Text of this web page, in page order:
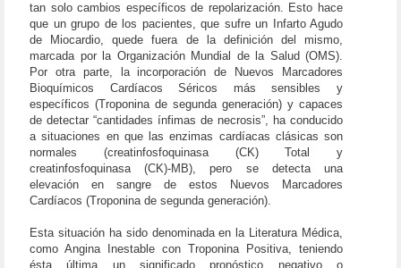
tan solo cambios específicos de repolarización. Esto hace
que un grupo de los pacientes, que sufre un Infarto Agudo
de Miocardio, quede fuera de la definición del mismo,
marcada por la Organización Mundial de la Salud (OMS).
Por otra parte, la incorporación de Nuevos Marcadores
Bioquímicos Cardíacos Séricos más sensibles y
específicos (Troponina de segunda generación) y capaces
de detectar “cantidades ínfimas de necrosis”, ha conducido
a situaciones en que las enzimas cardíacas clásicas son
normales (creatinfosfoquinasa (CK) Total y
creatinfosfoquinasa (CK)-MB), pero se detecta una
elevación en sangre de estos Nuevos Marcadores
Cardíacos (Troponina de segunda generación).
Esta situación ha sido denominada en la Literatura Médica,
como Angina Inestable con Troponina Positiva, teniendo
ésta última un significado pronóstico negativo o